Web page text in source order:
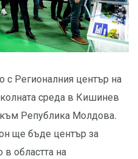
с Регионалния център на
среда в Кишинев
Република Молдова.
ще бъде център за
в областта на